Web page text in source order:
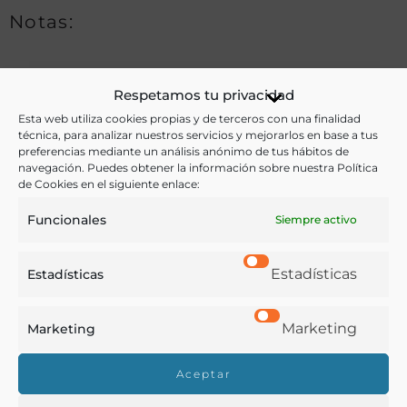
Respetamos tu privacidad
Esta web utiliza cookies propias y de terceros con una finalidad
técnica, para analizar nuestros servicios y mejorarlos en base a tus
preferencias mediante un análisis anónimo de tus hábitos de
navegación. Puedes obtener la información sobre nuestra Política
de Cookies en el siguiente enlace:
Funcionales Siempre activo
Estadísticas Estadísticas
Marketing Marketing
Aceptar
Notas:
Ver más libros de estas materias:
Agricultura ,Legislación
Ver más libros con las palabras clave:
Mancomunidad Económica del Ebro ,Política agraria